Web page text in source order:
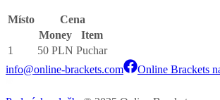
Místo
Cena
Money
Item
1
50 PLN Puchar
info@online-brackets.com
Online Brackets